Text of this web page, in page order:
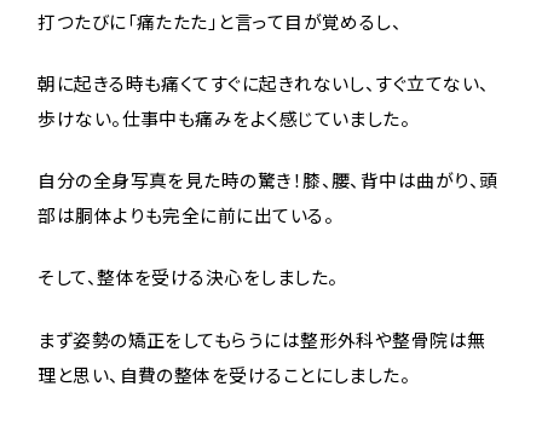
打つたびに「痛たたた」と言って目が覚めるし、
朝に起きる時も痛くてすぐに起きれないし、すぐ立てない、
歩けない。仕事中も痛みをよく感じていました。
自分の全身写真を見た時の驚き！膝、腰、背中は曲がり、頭
部は胴体よりも完全に前に出ている。
そして、整体を受ける決心をしました。
まず姿勢の矯正をしてもらうには整形外科や整骨院は無
理と思い、自費の整体を受けることにしました。